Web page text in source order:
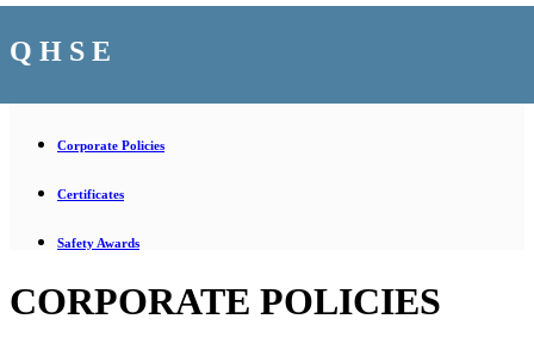
Q H S E
Corporate Policies
Certificates
Safety Awards
CORPORATE POLICIES